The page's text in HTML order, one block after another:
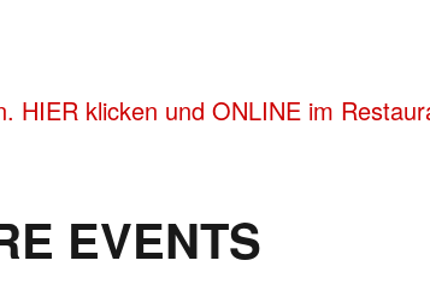
klicken und ONLINE im
EVENTS